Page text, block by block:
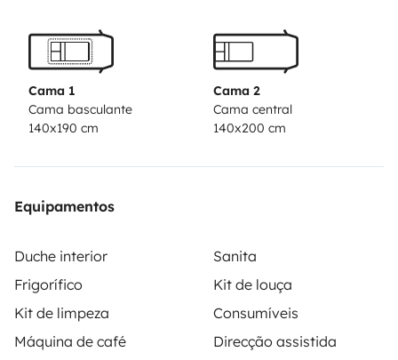
Cama 1
Cama basculante
140x190 cm
Cama 2
Cama central
140x200 cm
Equipamentos
Duche interior
Sanita
Frigorífico
Kit de louça
Kit de limpeza
Consumíveis
Máquina de café
Direcção assistida